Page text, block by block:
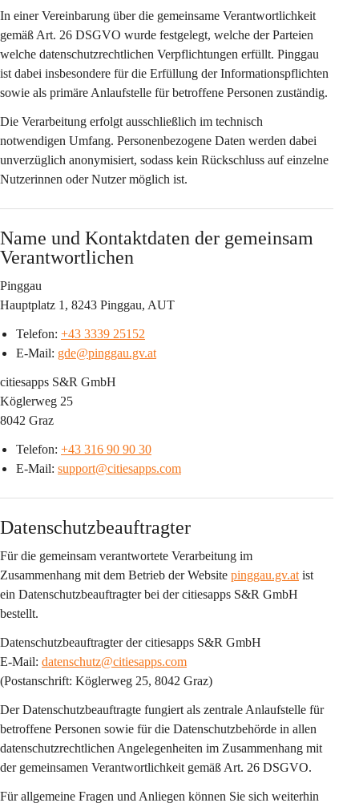
In einer Vereinbarung über die gemeinsame Verantwortlichkeit
gemäß Art. 26 DSGVO wurde festgelegt, welche der Parteien
welche datenschutzrechtlichen Verpflichtungen erfüllt. Pinggau
ist dabei insbesondere für die Erfüllung der Informationspflichten
sowie als primäre Anlaufstelle für betroffene Personen zuständig.
Die Verarbeitung erfolgt ausschließlich im technisch
notwendigen Umfang. Personenbezogene Daten werden dabei
unverzüglich anonymisiert, sodass kein Rückschluss auf einzelne
Nutzerinnen oder Nutzer möglich ist.
Name und Kontaktdaten der gemeinsam
Verantwortlichen
Pinggau
Hauptplatz 1, 8243 Pinggau, AUT
Telefon: +43 3339 25152
E-Mail: gde@pinggau.gv.at
citiesapps S&R GmbH
Köglerweg 25
8042 Graz
Telefon: +43 316 90 90 30
E-Mail: support@citiesapps.com
Datenschutzbeauftragter
Für die gemeinsam verantwortete Verarbeitung im
Zusammenhang mit dem Betrieb der Website pinggau.gv.at ist
ein Datenschutzbeauftragter bei der citiesapps S&R GmbH
bestellt.
Datenschutzbeauftragter der citiesapps S&R GmbH
E-Mail: datenschutz@citiesapps.com
(Postanschrift: Köglerweg 25, 8042 Graz)
Der Datenschutzbeauftragte fungiert als zentrale Anlaufstelle für
betroffene Personen sowie für die Datenschutzbehörde in allen
datenschutzrechtlichen Angelegenheiten im Zusammenhang mit
der gemeinsamen Verantwortlichkeit gemäß Art. 26 DSGVO.
Für allgemeine Fragen und Anliegen können Sie sich weiterhin